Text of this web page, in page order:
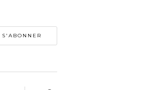
S'ABONNER